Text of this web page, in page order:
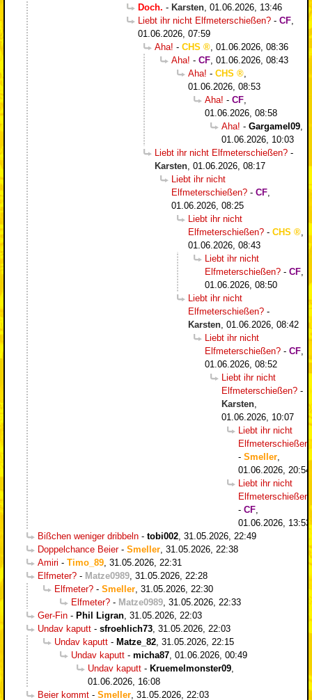
Doch. - Karsten 01.06.2026, 13:46
Liebt ihr nicht Elfmeterschießen? - CF
01.06.2026, 07:59
Aha! - CHS
01.06.2026, 08:36
Aha! - CF 01.06.2026, 08:43
Aha! - CHS
01.06.2026, 08:53
Aha! - CF
01.06.2026, 08:58
Aha! - Gargamel09
01.06.2026, 10:03
Liebt ihr nicht Elfmeterschießen? -
Karsten 01.06.2026, 08:17
Liebt ihr nicht
Elfmeterschießen? - CF
01.06.2026, 08:25
Liebt ihr nicht
Elfmeterschießen? - CHS
01.06.2026, 08:43
Liebt ihr nicht
Elfmeterschießen? - CF
01.06.2026, 08:50
Liebt ihr nicht
Elfmeterschießen? -
Karsten 01.06.2026, 08:42
Liebt ihr nicht
Elfmeterschießen? - CF
01.06.2026, 08:52
Liebt ihr nicht
Elfmeterschießen? -
Karsten
01.06.2026, 10:07
Liebt ihr nicht
- Smeller
01.06.2026, 20:54
Liebt ihr nicht
- CF
01.06.2026, 13:53
Bißchen weniger dribbeln - tobi002 31.05.2026, 22:49
Doppelchance Beier- Smeller 31.05.2026, 22:38
Amiri - Timo_89 31.05.2026, 22:31
Elfmeter? - Matze0989 31.05.2026, 22:28
Elfmeter? - Smeller 31.05.2026, 22:30
Elfmeter? - Matze0989 31.05.2026, 22:33
Ger-Fin - Phil Ligran 31.05.2026, 22:03
Undav kaputt - sfroehlich73 31.05.2026, 22:03
Undav kaputt - Matze_82 31.05.2026, 22:15
Undav kaputt - micha87 01.06.2026, 00:49
Undav kaputt - Kruemelmonster09
01.06.2026, 16:08
Beier kommt - Smeller 31.05.2026, 22:03